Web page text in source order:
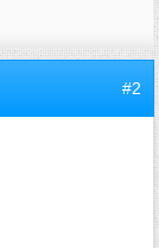
#2